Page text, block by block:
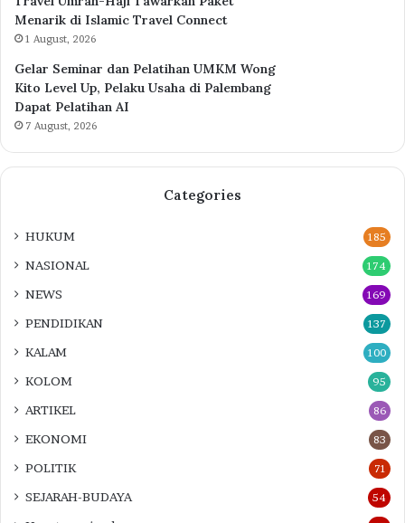
Menarik di Islamic Travel Connect
1 August, 2026
Gelar Seminar dan Pelatihan UMKM Wong
Kito Level Up, Pelaku Usaha di Palembang
Dapat Pelatihan AI
7 August, 2026
Categories
HUKUM 185
NASIONAL 174
NEWS 169
PENDIDIKAN 137
KALAM 100
KOLOM 95
ARTIKEL 86
EKONOMI 83
POLITIK 71
SEJARAH-BUDAYA 54